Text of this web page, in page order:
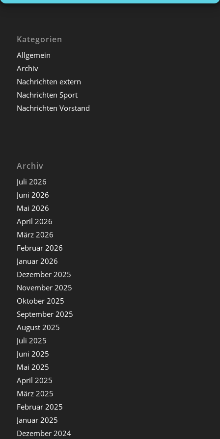
Kategorien
Allgemein
Archiv
Nachrichten extern
Nachrichten Sport
Nachrichten Vorstand
Archiv
Juli 2026
Juni 2026
Mai 2026
April 2026
März 2026
Februar 2026
Januar 2026
Dezember 2025
November 2025
Oktober 2025
September 2025
August 2025
Juli 2025
Juni 2025
Mai 2025
April 2025
März 2025
Februar 2025
Januar 2025
Dezember 2024